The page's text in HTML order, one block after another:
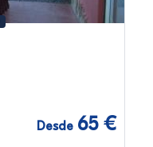
Desde 65 €